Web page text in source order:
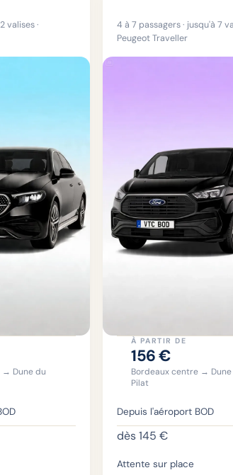
valises ·
→ Dune du
4 à 7 passagers · jusqu'à 7
Peugeot Traveller
À PARTIR DE
156€
Bordeaux centre → Dune
Pilat
Depuis l'aéroport BOD
dès145 €
Attente sur place